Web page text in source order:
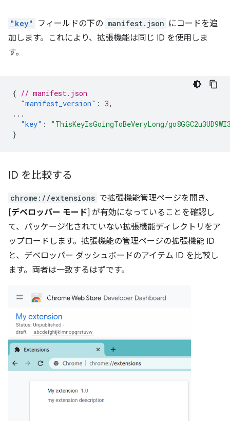
"key" フィールドの下の manifest.json にコードを追
加します。これにより、拡張機能は同じ ID を使用しま
す。
{ // manifest.json
"manifest_version" : 3,
...
"key" :
"ThisKeyIsGoingToBeVeryLong/
}
ID を比較する
chrome://extensions で拡張機能管理ページを開き、
[デベロッパー モード] が有効になっていることを確認し
て、パッケージ化されていない拡張機能ディレクトリをア
ップロードします。拡張機能の管理ページの拡張機能 ID
と、デベロッパー ダッシュボードのアイテム ID を比較し
ます。両者は一致するはずです。